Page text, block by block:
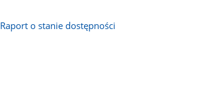
Raport o stanie dostępności